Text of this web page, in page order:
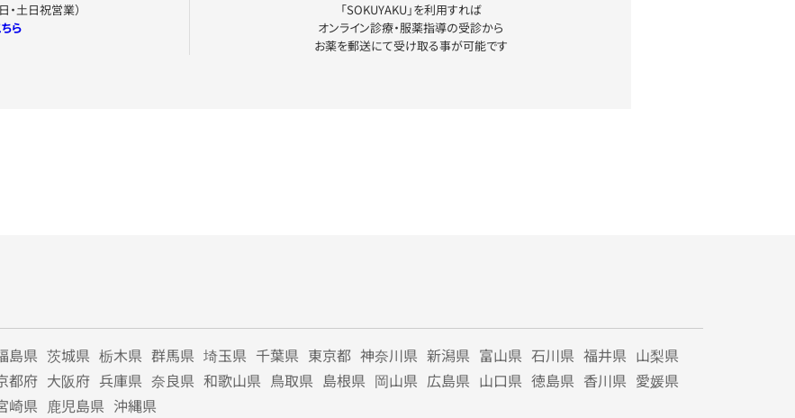
・土日祝営業）
ら
「SOKUYAKU」を利用すれば
オンライン診療・服薬指導の受診から
お薬を郵送にて受け取る事が可能です
島県 茨城県 栃木県 群馬県 埼玉県 千葉県 東京都 神奈川県 新潟県 富山県 石川県 福井県 山梨県
都府 大阪府 兵庫県 奈良県 和歌山県 鳥取県 島根県 岡山県 広島県 山口県 徳島県 香川県 愛媛県
崎県 鹿児島県 沖縄県